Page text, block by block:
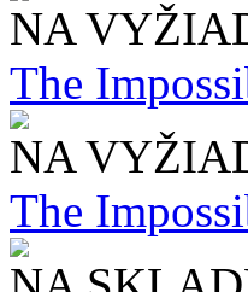
NA
The
NA
The